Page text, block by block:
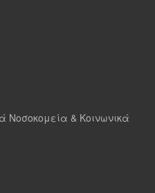
Νοσοκομεία & Κοινωνικά